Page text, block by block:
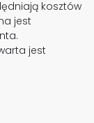
kosztów
jest
jest